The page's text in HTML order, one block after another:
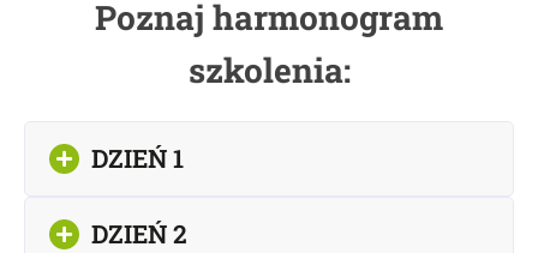
Poznaj harmonogram
szkolenia:
DZIEŃ 1
DZIEŃ 2